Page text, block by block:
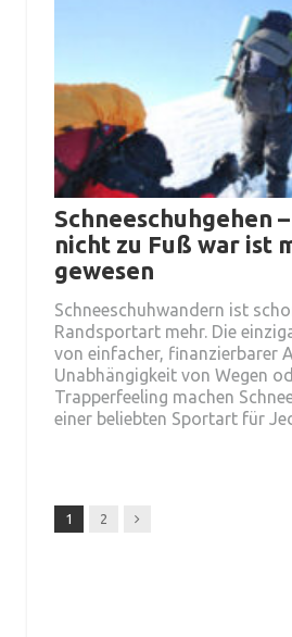
Schneeschuhgehen
nicht zu Fuß war ist
gewesen
Schneeschuhwandern ist
Randsportart mehr. Die
von einfacher, finanzierbarer
Unabhängigkeit von Wegen
Trapperfeeling machen
einer beliebten Sportart für
1 2 Next